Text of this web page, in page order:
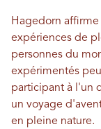
Hagedorn
expériences de
personnes du
expérimentés
participant à l'un
un voyage
en pleine nature.